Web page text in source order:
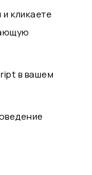
кликаете
в вашем